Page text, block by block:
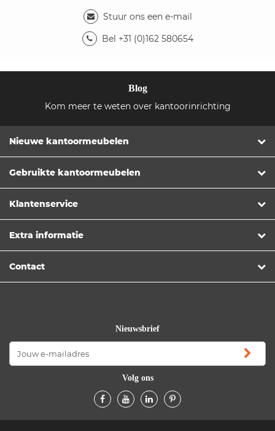
Stuur ons een e-mail
Bel +31 (0)162 580654
Blog
Kom meer te weten over kantoorinrichting
Nieuwe kantoormeubelen
Gebruikte kantoormeubelen
Klantenservice
Extra informatie
Contact
Nieuwsbrief
Volg ons